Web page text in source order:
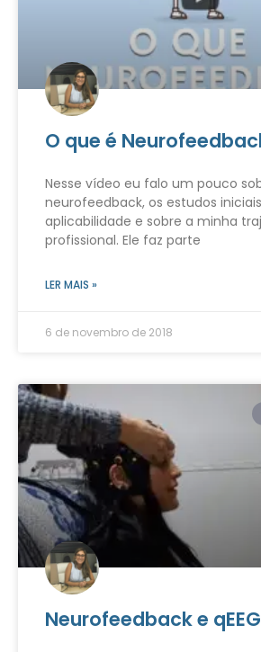
O que é
Nesse vídeo eu falo um pouco
neurofeedback, os estudos
aplicabilidade e sobre a minha
profissional. Ele faz parte
LER MAIS »
6 de novembro de 2018
Neurofeedback e qEEG